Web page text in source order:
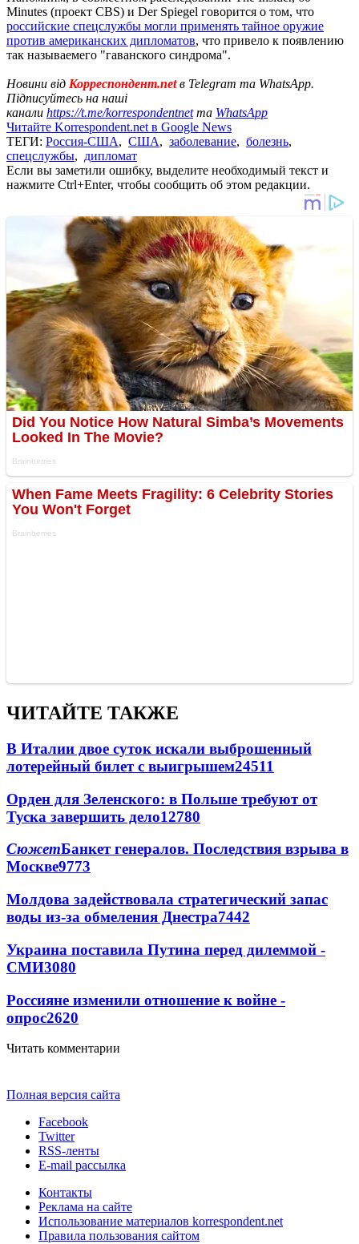
Minutes (проект CBS) и Der Spiegel говорится о том, что
российские спецслужбы могли применять тайное оружие
против американских дипломатов, что привело к появлению
так называемего "гаванского синдрома".
Новини від Корреспондент.netв Telegram та WhatsApp.
Підписуйтесь на наші
канали https://t.me/korrespondentnetта WhatsApp
Читайте Korrespondent.net в Google News
ТЕГИ: Россия-США, США, заболевание, болезнь,
спецслужбы, дипломат
Если вы заметили ошибку, выделите необходимый текст и
нажмите Ctrl+Enter, чтобы сообщить об этом редакции.
ЧИТАЙТЕ ТАКЖЕ
В Италии двое суток искали выброшенный
лотерейный билет с выигрышем24511
Орден для Зеленского: в Польше требуют от
Туска завершить дело12780
СюжетБанкет генералов. Последствия взрыва в
Москве9773
Молдова задействовала стратегический запас
воды из-за обмеления Днестра7442
Украина поставила Путина перед дилеммой -
СМИ3080
Россияне изменили отношение к войне -
опрос2620
Читать комментарии
Полная версия сайта
Facebook
Twitter
RSS-ленты
E-mail рассылка
Контакты
Реклама на сайте
Использование материалов korrespondent.net
Правила пользования сайтом